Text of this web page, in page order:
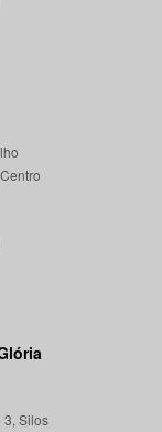
3, Silos